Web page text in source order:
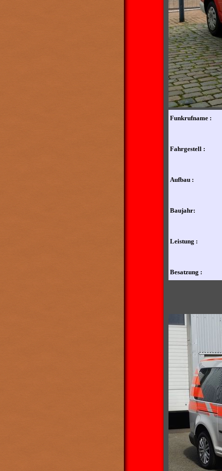
Funkrufname :
Fahrgestell :
Aufbau :
Baujahr:
Leistung :
Besatzung :